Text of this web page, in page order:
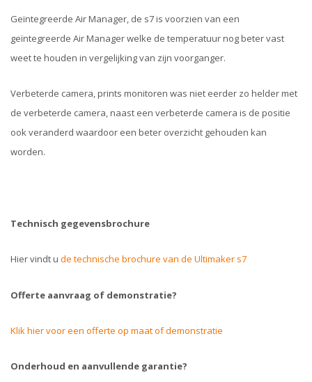
Geïntegreerde Air Manager, de s7 is voorzien van een
geïntegreerde Air Manager welke de temperatuur nog beter vast
weet te houden in vergelijking van zijn voorganger.
Verbeterde camera, prints monitoren was niet eerder zo helder met
de verbeterde camera, naast een verbeterde camera is de positie
ook veranderd waardoor een beter overzicht gehouden kan
worden.
Technisch gegevensbrochure
Hier vindt u de technische brochure van de Ultimaker s7
Offerte aanvraag of demonstratie?
Klik hier voor een offerte op maat of demonstratie
Onderhoud en aanvullende garantie?